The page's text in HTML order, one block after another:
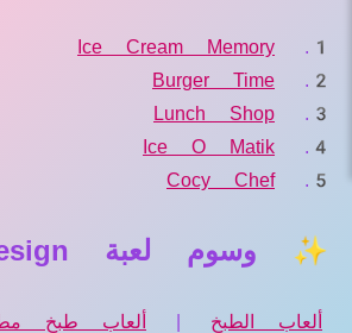
Ice Cream Memory
Burger Time
Lunch Shop
Ice O Matik
Cocy Chef
✨ وسوم لعبة Cake Design
ألعاب الطبخ | ألعاب طبخ